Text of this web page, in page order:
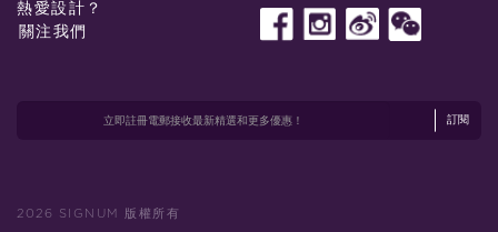
熱愛設計？
關注我們
訂閱
2026 SIGNUM 版權所有